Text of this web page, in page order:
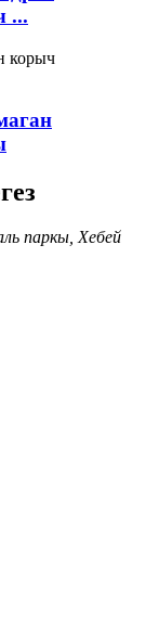
...
паркы, Хебей